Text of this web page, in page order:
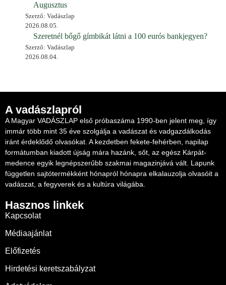
Augusztus
Szerző: Vadászlap
2026.08.05.
Szeretnél bőgő gímbikát látni a 100 eurós bankjegyen?
Szerző: Vadászlap
2026.08.04.
A vadászlapról
A Magyar VADÁSZLAP első próbaszáma 1990-ben jelent meg, így
immár több mint 35 éve szolgálja a vadászat és vadgazdálkodás
iránt érdeklődő olvasókat. A kezdetben fekete-fehérben, napilap
formátumban kiadott újság mára hazánk, sőt, az egész Kárpát-
medence egyik legnépszerűbb szakmai magazinjává vált. Lapunk
független sajtótermékként hónapról hónapra elkalauzolja olvasóit a
vadászat, a fegyverek és a kultúra világába.
Hasznos linkek
Kapcsolat
Médiaajánlat
Előfizetés
Hirdetési keretszabályzat